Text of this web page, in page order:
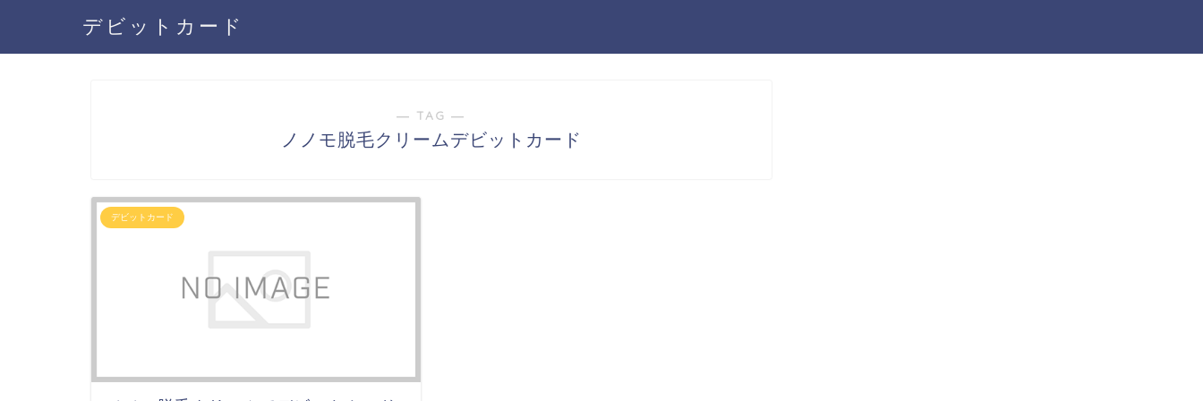
デビットカード
― TAG ―
ノノモ脱毛クリームデビットカード
デビットカード